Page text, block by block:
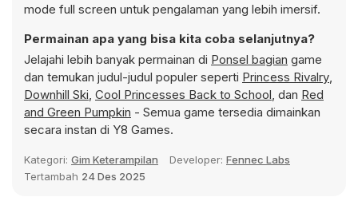
mode full screen untuk pengalaman yang lebih imersif.
Permainan apa yang bisa kita coba selanjutnya?
Jelajahi lebih banyak permainan di Ponsel bagian game
dan temukan judul-judul populer seperti Princess Rivalry,
Downhill Ski, Cool Princesses Back to School, dan Red
and Green Pumpkin - Semua game tersedia dimainkan
secara instan di Y8 Games.
Kategori: Gim Keterampilan Developer: Fennec Labs
Tertambah 24 Des 2025